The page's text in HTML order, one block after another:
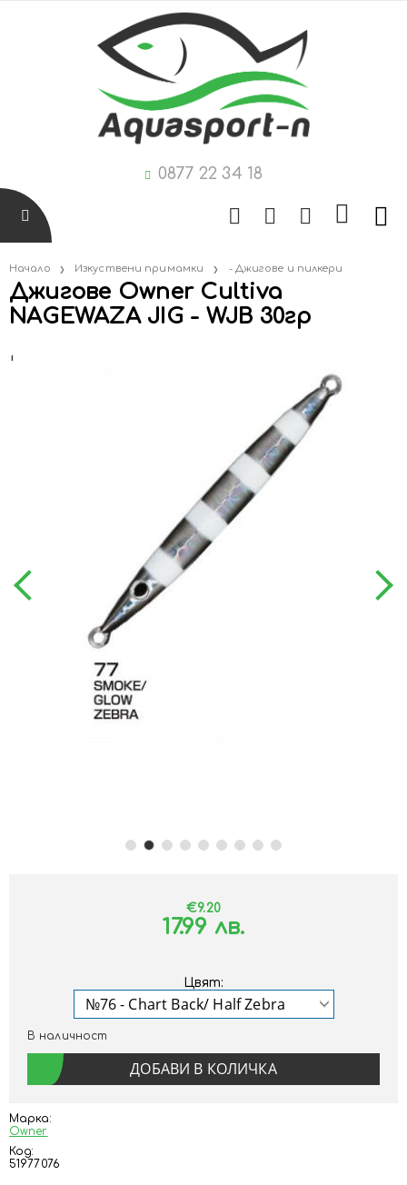
0877 22 34 18
Начало Изкуствени примамки - Джигове и пилкери
Джигове Owner Cultiva
NAGEWAZA JIG - WJB 30гр
Марка:
Owner
Код:
51977076
€9.20
17.99 лв.
Цвят:
В наличност